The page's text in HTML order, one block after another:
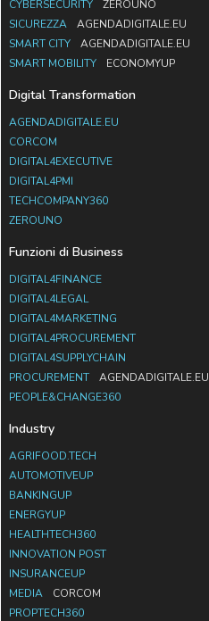
CYBERSECURITY
ZEROUNO
SICUREZZA
AGENDADIGITALE.EU
SMART CITY
AGENDADIGITALE.EU
SMART MOBILITY
ECONOMYUP
Digital Transformation
AGENDADIGITALE.EU
CORCOM
DIGITAL4EXECUTIVE
DIGITAL4PMI
TECHCOMPANY360
ZEROUNO
Funzioni di Business
DIGITAL4FINANCE
DIGITAL4LEGAL
DIGITAL4MARKETING
DIGITAL4PROCUREMENT
DIGITAL4SUPPLYCHAIN
PROCUREMENT
AGENDADIGITALE.EU
PEOPLE&CHANGE360
Industry
AGRIFOOD.TECH
AUTOMOTIVEUP
BANKINGUP
ENERGYUP
HEALTHTECH360
INNOVATION POST
INSURANCEUP
MEDIA
CORCOM
PROPTECH360